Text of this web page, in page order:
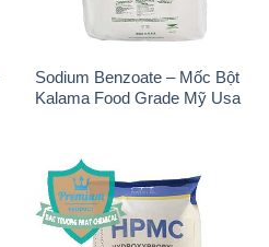
Sodium Benzoate – Mốc Bột
Kalama Food Grade Mỹ Usa